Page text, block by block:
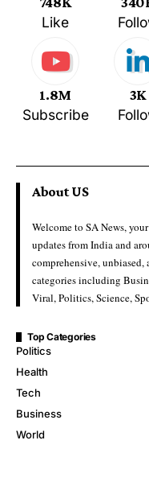
Like
1.8M
Subscribe
3K
About US
Welcome to SA News,
updates from India and
comprehensive, unbiased,
categories including
Viral, Politics, Science,
Top Categories
Politics
Health
Tech
Business
World